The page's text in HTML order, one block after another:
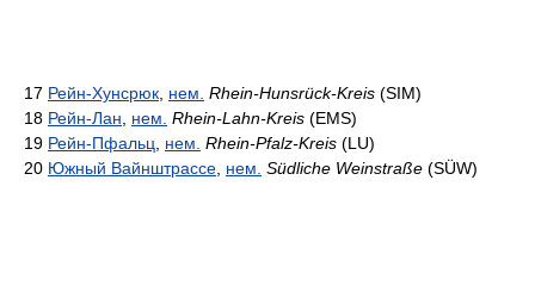
17 Рейн-Хунсрюк нем. Rhein-Hunsrück-Kreis (SIM)
18 Рейн-Лан нем. Rhein-Lahn-Kreis (EMS)
19 Рейн-Пфальц нем. Rhein-Pfalz-Kreis (LU)
20 Южный Вайнштрассе нем. Südliche Weinstraße (SÜW)